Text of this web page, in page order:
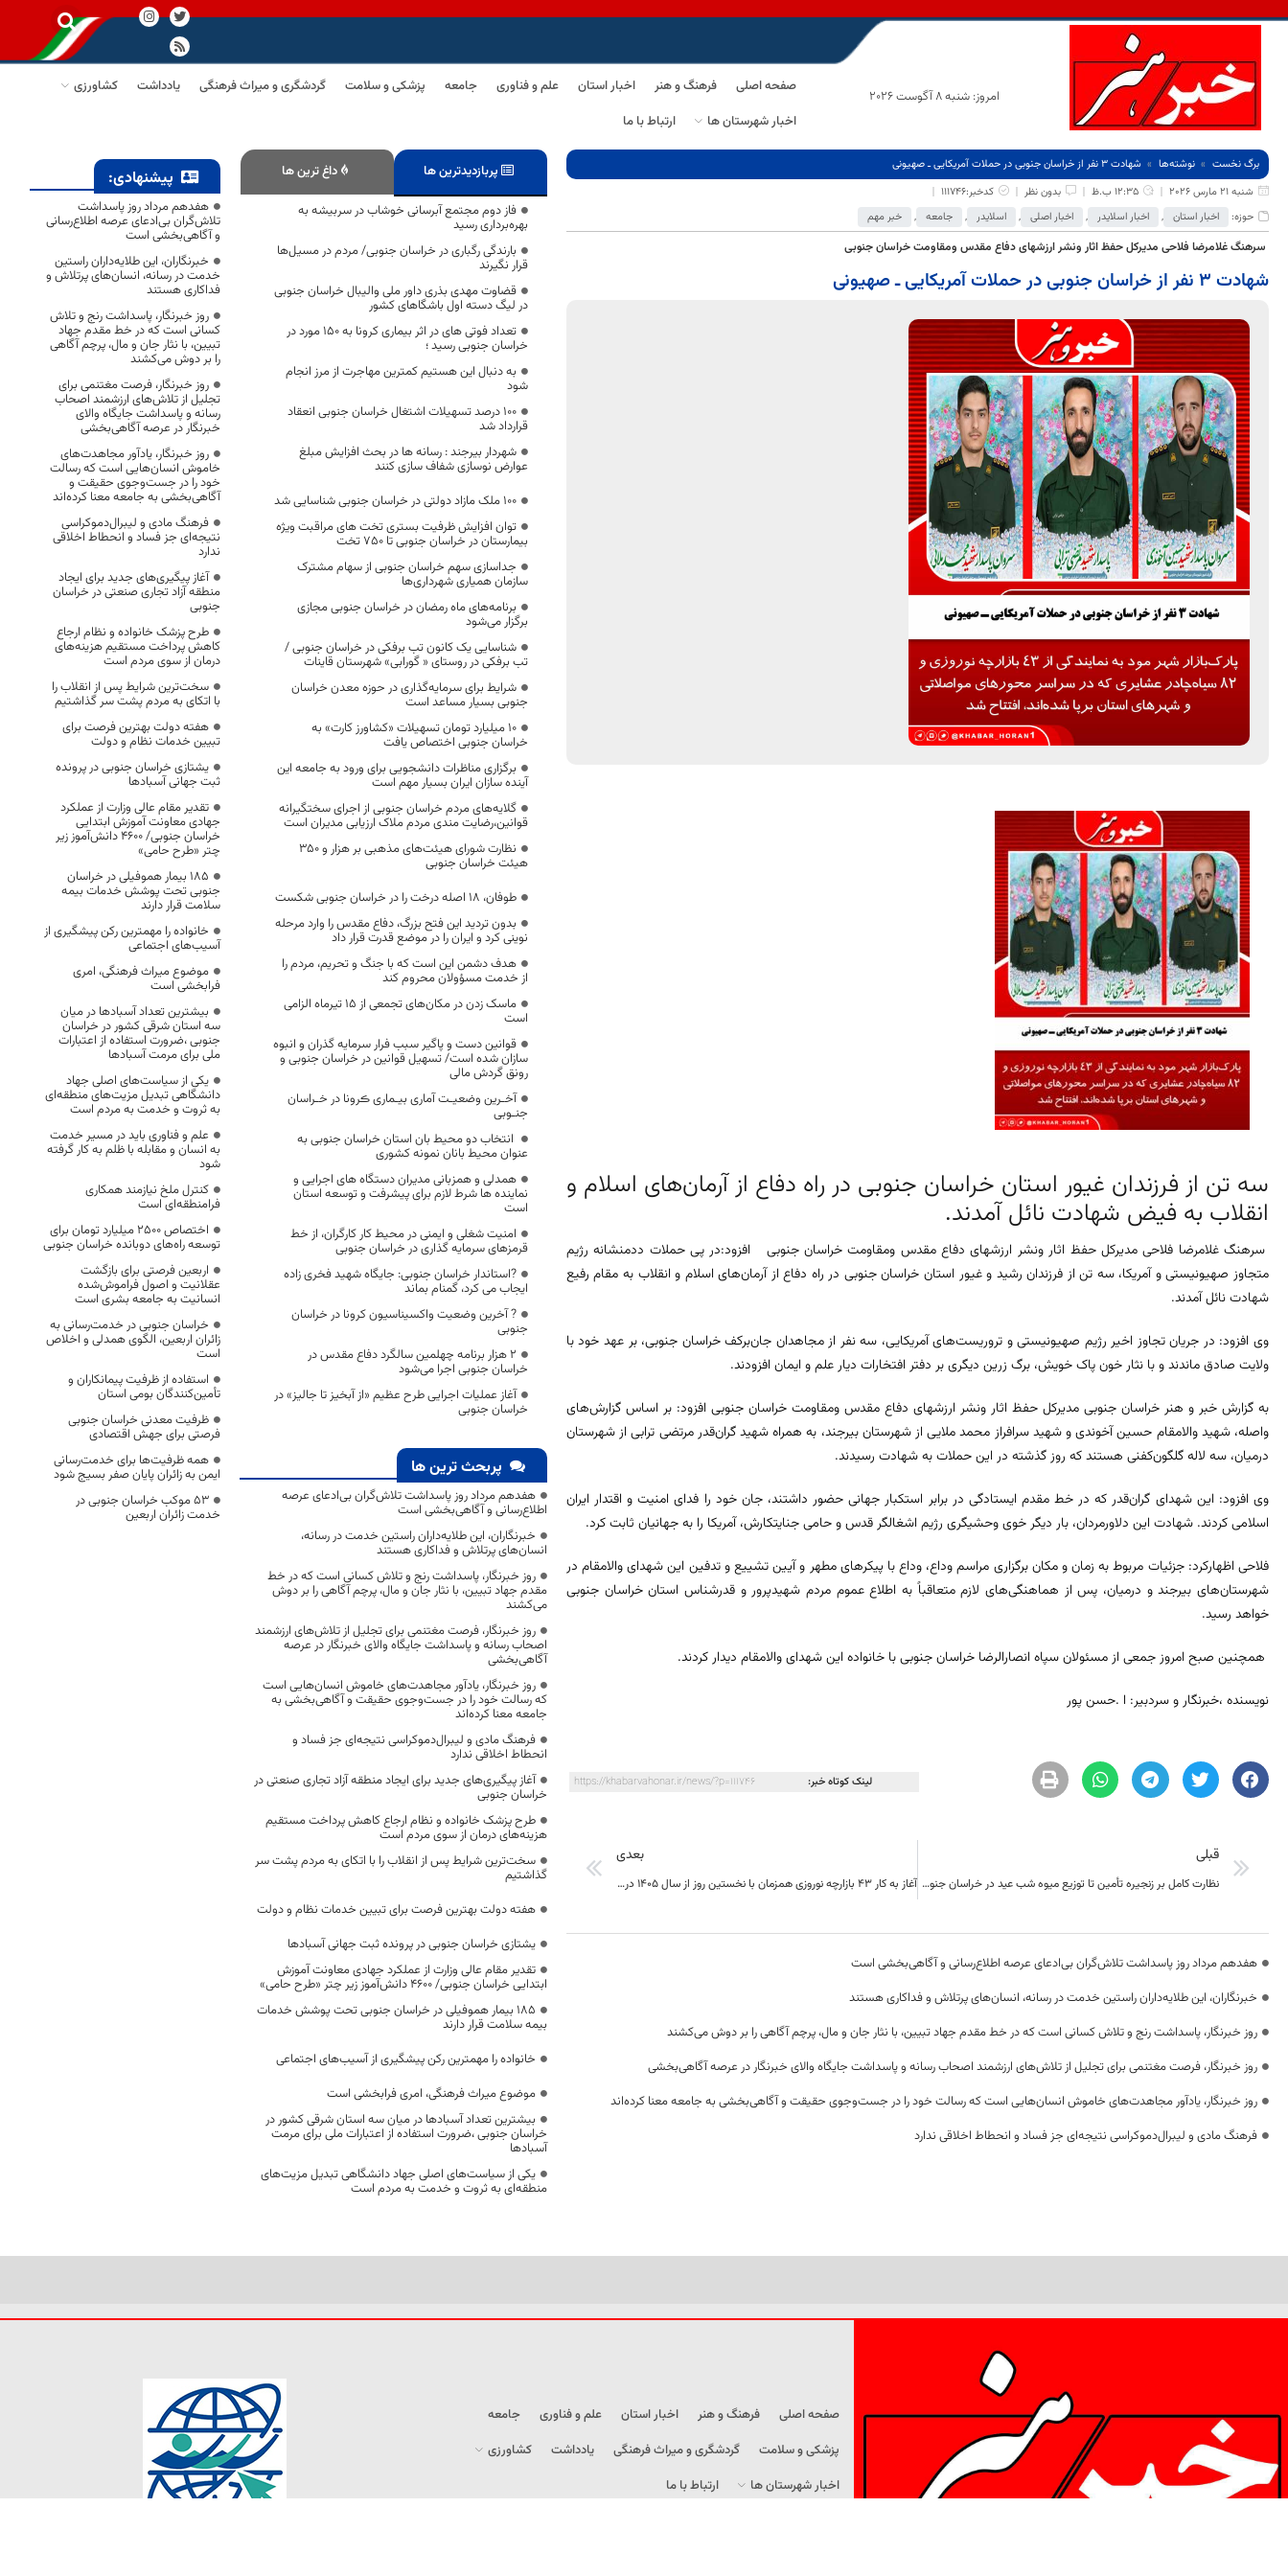
امروز: شنبه 8 آگوست 2026
صفحه اصلی فرهنگ و هنر اخبار استان علم و فناوری جامعه پزشکی و سلامت گردشگری و میراث فرهنگی یادداشت
کشاورزی
اخبار شهرستان ها
ارتباط با ما
برگ نخست نوشته‌ها
شهادت 3 نفر از خراسان جنوبی در حملات آمریکایی ـ صهیونی
شنبه 21 مارس 2026
12:35 ب.ظ بدون نظر
کدخبر:111746
حوزه:
اخبار استان , اخبار اسلایدر , اخبار اصلی , اسلایدر , جامعه , خبر مهم
سرهنگ غلامرضا فلاحی مدیرکل حفظ اثار ونشر ارزشهای دفاع مقدس ومقاومت خراسان جنوبی
شهادت 3 نفر از خراسان جنوبی در حملات آمریکایی ـ صهیونی
سه تن از فرزندان غیور استان خراسان جنوبی در راه دفاع از آرمان‌های اسلام و
انقلاب به فیض شهادت نائل آمدند.
سرهنگ غلامرضا فلاحی مدیرکل حفظ اثار ونشر ارزشهای دفاع مقدس ومقاومت خراسان جنوبی افزود:در پی حملات ددمنشانه رژیم
متجاوز صهیونیستی و آمریکا، سه تن از فرزندان رشید و غیور استان خراسان جنوبی در راه دفاع از آرمان‌های اسلام و انقلاب به مقام رفیع
شهادت نائل آمدند.
وی افزود: در جریان تجاوز اخیر رژیم صهیونیستی و تروریست‌های آمریکایی، سه نفر از مجاهدان جان‌برکف خراسان جنوبی، بر عهد خود با
ولایت صادق ماندند و با نثار خون پاک خویش، برگ زرین دیگری بر دفتر افتخارات دیار علم و ایمان افزودند.
به گزارش خبر و هنر خراسان جنوبی مدیرکل حفظ اثار ونشر ارزشهای دفاع مقدس ومقاومت خراسان جنوبی افزود: بر اساس گزارش‌های
واصله، شهید والامقام حسین آخوندی و شهید سرافراز محمد ملایی از شهرستان بیرجند، به همراه شهید گران‌قدر مرتضی ترابی از شهرستان
درمیان، سه لاله گلگون‌کفنی هستند که روز گذشته در این حملات به شهادت رسیدند.
وی افزود: این شهدای گران‌قدر که در خط مقدم ایستادگی در برابر استکبار جهانی حضور داشتند، جان خود را فدای امنیت و اقتدار ایران
اسلامی کردند. شهادت این دلاورمردان، بار دیگر خوی وحشیگری رژیم اشغالگر قدس و حامی جنایتکارش، آمریکا را به جهانیان ثابت کرد.
فلاحی اظهارکرد: جزئیات مربوط به زمان و مکان برگزاری مراسم وداع، وداع با پیکرهای مطهر و آیین تشییع و تدفین این شهدای والامقام در
شهرستان‌های بیرجند و درمیان، پس از هماهنگی‌های لازم متعاقباً به اطلاع عموم مردم شهیدپرور و قدرشناس استان خراسان جنوبی
خواهد رسید.
همچنین صبح امروز جمعی از مسئولان سپاه انصارالرضا خراسان جنوبی با خانواده این شهدای والامقام دیدار کردند.
نویسنده ،خبرنگار و سردبیر: ا .حسن پور
لینک کوتاه خبر: https://khabarvahonar.ir/news/?p=111746
قبلی
نظارت کامل بر زنجیره تأمین تا توزیع میوه شب عید در خراسان جنوبی/ آغاز طرح از دورترین نقاط برای تحقق عدالت توزیعی
بعدی
آغاز به کار ۴۳ بازارچه نوروزی همزمان با نخستین روز از سال ۱۴۰۵ در خراسان جنوبی
هفدهم مرداد روز پاسداشت تلاش‌گران بی‌ادعای عرصه اطلاع‌رسانی و آگاهی‌بخشی است
خبرنگاران، این طلایه‌داران راستین خدمت در رسانه، انسان‌های پرتلاش و فداکاری هستند
روز خبرنگار، پاسداشت رنج و تلاش کسانی است که در خط مقدم جهاد تبیین، با نثار جان و مال، پرچم آگاهی را بر دوش می‌کشند
روز خبرنگار، فرصت مغتنمی برای تجلیل از تلاش‌های ارزشمند اصحاب رسانه و پاسداشت جایگاه والای خبرنگار در عرصه آگاهی‌بخشی
روز خبرنگار، یادآور مجاهدت‌های خاموش انسان‌هایی است که رسالت خود را در جست‌وجوی حقیقت و آگاهی‌بخشی به جامعه معنا کرده‌اند
فرهنگ مادی و لیبرال‌دموکراسی نتیجه‌ای جز فساد و انحطاط اخلاقی ندارد
پربازدیدترین ها داغ ترین ها
فاز دوم مجتمع آبرسانی خوشاب در سربیشه به
بهره‌برداری رسید
بارندگی رگباری در خراسان جنوبی/ مردم در مسیل‌ها
قرار نگیرند
قضاوت مهدی بذری داور ملی والیبال خراسان جنوبی
در لیگ دسته اول باشگاهای کشور
تعداد فوتی های در اثر بیماری کرونا به 150 مورد در
خراسان جنوبی رسید ؛
به دنبال این هستیم کمترین مهاجرت از مرز انجام
شود
100 درصد تسهیلات اشتغال خراسان جنوبی انعقاد
قرارداد شد
شهردار بیرجند : رسانه ها در بحث افزایش مبلغ
عوارض نوسازی شفاف سازی کنند
۱۰۰ ملک مازاد دولتی در خراسان جنوبی شناسایی شد
توان افزایش ظرفیت بستری تخت های مراقبت ویژه
بیمارستان در خراسان جنوبی تا ۷۵۰ تخت
جداسازی سهم خراسان جنوبی از سهام مشترک
سازمان همیاری شهرداری‌ها
برنامه‌های ماه رمضان در خراسان جنوبی مجازی
برگزار می‌شود
شناسایی یک کانون تب برفکی در خراسان جنوبی /
تب برفکی در روستای « گورابی» شهرستان قاینات
شرایط برای سرمایه‌گذاری در حوزه معدن خراسان
جنوبی بسیار مساعد است
۱۰ میلیارد تومان تسهیلات «کشاورز کارت» به
خراسان جنوبی اختصاص یافت
برگزاری مناظرات دانشجویی برای ورود به جامعه این
آینده سازان ایران بسیار مهم است
گلایه‌های مردم خراسان جنوبی از اجرای سختگیرانه
قوانین،رضایت مندی مردم ملاک ارزیابی مدیران است
نظارت شورای هیئت‌های مذهبی بر هزار و ۳۵۰
هیئت خراسان جنوبی
طوفان، ۱۸ اصله درخت را در خراسان جنوبی شکست
بدون تردید این فتح بزرگ، دفاع مقدس را وارد مرحله
نوینی کرد و ایران را در موضع قدرت قرار داد
هدف دشمن این است که با جنگ و تحریم، مردم را
از خدمت مسؤولان محروم کند
ماسک زدن در مکان‌های تجمعی از ۱۵ تیرماه الزامی
است
قوانین دست و پاگیر سبب فرار سرمایه گذران و انبوه
سازان شده است/ تسهیل قوانین در خراسان جنوبی و
رونق گردش مالی
آخـرین وضعیـت آماری بیـماری ڪرونا در خـراسان
جنـوبی
انتخاب دو محیط بان استان خراسان جنوبی به
عنوان محیط بانان نمونه کشوری
همدلی و همزبانی مدیران دستگاه های اجرایی و
نماینده ها شرط لازم برای پیشرفت و توسعه استان
است
امنیت شغلی و ایمنی در محیط کار کارگران، از خط
قرمزهای سرمایه گذاری در خراسان جنوبی
?استاندار خراسان جنوبی: جایگاه شهید فخری زاده
ایجاب می کرد، گمنام بماند
? آخرین وضعیت واکسیناسیون کرونا در خراسان
جنوبی
۲ هزار برنامه چهلمین سالگرد دفاع مقدس در
خراسان جنوبی اجرا می‌شود
آغاز عملیات اجرایی طرح عظیم «از آبخیز تا جالیز» در
خراسان جنوبی
پربحث ترین ها
هفدهم مرداد روز پاسداشت تلاش‌گران بی‌ادعای عرصه
اطلاع‌رسانی و آگاهی‌بخشی است
خبرنگاران، این طلایه‌داران راستین خدمت در رسانه،
انسان‌های پرتلاش و فداکاری هستند
روز خبرنگار، پاسداشت رنج و تلاش کسانی است که در خط
مقدم جهاد تبیین، با نثار جان و مال، پرچم آگاهی را بر دوش
می‌کشند
روز خبرنگار، فرصت مغتنمی برای تجلیل از تلاش‌های ارزشمند
اصحاب رسانه و پاسداشت جایگاه والای خبرنگار در عرصه
آگاهی‌بخشی
روز خبرنگار، یادآور مجاهدت‌های خاموش انسان‌هایی است
که رسالت خود را در جست‌وجوی حقیقت و آگاهی‌بخشی به
جامعه معنا کرده‌اند
فرهنگ مادی و لیبرال‌دموکراسی نتیجه‌ای جز فساد و
انحطاط اخلاقی ندارد
آغاز پیگیری‌های جدید برای ایجاد منطقه آزاد تجاری صنعتی در
خراسان جنوبی
طرح پزشک خانواده و نظام ارجاع کاهش پرداخت مستقیم
هزینه‌های درمان از سوی مردم است
سخت‌ترین شرایط پس از انقلاب را با اتکای به مردم پشت سر
گذاشتیم
هفته دولت بهترین فرصت برای تبیین خدمات نظام و دولت
یشتازی خراسان جنوبی در پرونده ثبت جهانی آسبادها
تقدیر مقام عالی وزارت از عملکرد جهادی معاونت آموزش
ابتدایی خراسان جنوبی/ ۴۶۰۰ دانش‌آموز زیر چتر «طرح حامی»
۱۸۵ بیمار هموفیلی در خراسان جنوبی تحت پوشش خدمات
بیمه سلامت قرار دارند
خانواده را مهمترین رکن پیشگیری از آسیب‌های اجتماعی
موضوع میراث فرهنگی، امری فرابخشی است
بیشترین تعداد آسبادها در میان سه استان شرقی کشور در
خراسان جنوبی ،ضرورت استفاده از اعتبارات ملی برای مرمت
آسبادها
یکی از سیاست‌های اصلی جهاد دانشگاهی تبدیل مزیت‌های
منطقه‌ای به ثروت و خدمت به مردم است
پیشنهادی:
هفدهم مرداد روز پاسداشت
تلاش‌گران بی‌ادعای عرصه اطلاع‌رسانی
و آگاهی‌بخشی است
خبرنگاران، این طلایه‌داران راستین
خدمت در رسانه، انسان‌های پرتلاش و
فداکاری هستند
روز خبرنگار، پاسداشت رنج و تلاش
کسانی است که در خط مقدم جهاد
تبیین، با نثار جان و مال، پرچم آگاهی
را بر دوش می‌کشند
روز خبرنگار، فرصت مغتنمی برای
تجلیل از تلاش‌های ارزشمند اصحاب
رسانه و پاسداشت جایگاه والای
خبرنگار در عرصه آگاهی‌بخشی
روز خبرنگار، یادآور مجاهدت‌های
خاموش انسان‌هایی است که رسالت
خود را در جست‌وجوی حقیقت و
آگاهی‌بخشی به جامعه معنا کرده‌اند
فرهنگ مادی و لیبرال‌دموکراسی
نتیجه‌ای جز فساد و انحطاط اخلاقی
ندارد
آغاز پیگیری‌های جدید برای ایجاد
منطقه آزاد تجاری صنعتی در خراسان
جنوبی
طرح پزشک خانواده و نظام ارجاع
کاهش پرداخت مستقیم هزینه‌های
درمان از سوی مردم است
سخت‌ترین شرایط پس از انقلاب را
با اتکای به مردم پشت سر گذاشتیم
هفته دولت بهترین فرصت برای
تبیین خدمات نظام و دولت
یشتازی خراسان جنوبی در پرونده
ثبت جهانی آسبادها
تقدیر مقام عالی وزارت از عملکرد
جهادی معاونت آموزش ابتدایی
خراسان جنوبی/ ۴۶۰۰ دانش‌آموز زیر
چتر «طرح حامی»
۱۸۵ بیمار هموفیلی در خراسان
جنوبی تحت پوشش خدمات بیمه
سلامت قرار دارند
خانواده را مهمترین رکن پیشگیری از
آسیب‌های اجتماعی
موضوع میراث فرهنگی، امری
فرابخشی است
بیشترین تعداد آسبادها در میان
سه استان شرقی کشور در خراسان
جنوبی ،ضرورت استفاده از اعتبارات
ملی برای مرمت آسبادها
یکی از سیاست‌های اصلی جهاد
دانشگاهی تبدیل مزیت‌های منطقه‌ای
به ثروت و خدمت به مردم است
علم و فناوری باید در مسیر خدمت
به انسان و مقابله با ظلم به کار گرفته
شود
کنترل ملخ نیازمند همکاری
فرامنطقه‌ای است
اختصاص 2500 میلیارد تومان برای
توسعه راه‌های دوبانده خراسان جنوبی
اربعین فرصتی برای بازگشت
عقلانیت و اصول فراموش‌شده
انسانیت به جامعه بشری است
خراسان جنوبی در خدمت‌رسانی به
زائران اربعین، الگوی همدلی و اخلاص
است
استفاده از ظرفیت پیمانکاران و
تأمین‌کنندگان بومی استان
ظرفیت معدنی خراسان جنوبی
فرصتی برای جهش اقتصادی
همه ظرفیت‌ها برای خدمت‌رسانی
ایمن به زائران پایان صفر بسیج شود
53 موکب خراسان جنوبی در
خدمت زائران اربعین
صفحه اصلی فرهنگ و هنر اخبار استان علم و فناوری
جامعه
پزشکی و سلامت
گردشگری و میراث فرهنگی یادداشت
کشاورزی
اخبار شهرستان ها
ارتباط با ما